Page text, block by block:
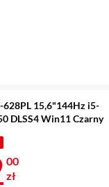
628PL 15,6"144Hz i5-
DLSS4 Win11 Czarny
799 zł
00
zł